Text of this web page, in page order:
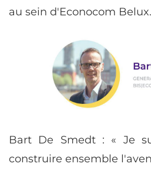
au sein d'Econocom
Bart De Smedt : « Je
construire ensemble